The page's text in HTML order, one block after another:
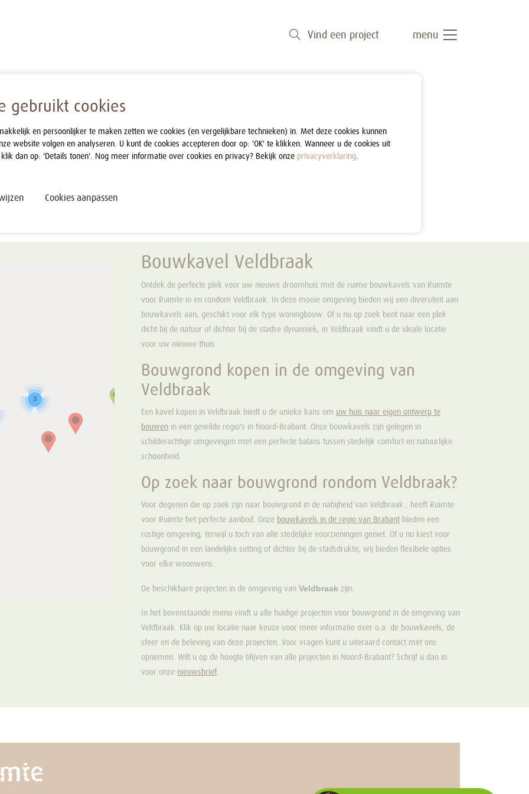
gebruikt cookies
en persoonlijker te maken zetten we cookies (en vergelijkbare technieken) in. Met deze cookies kunnen
website volgen en analyseren. U kunt de cookies accepteren door op: 'OK' te klikken. Wanneer u de cookies uit
dan op: 'Details tonen'. Nog meer informatie over cookies en privacy? Bekijk onze privacyverklaring.
Cookies aanpassen
Vind een project menu
3
Bouwkavel Veldbraak
Ontdek de perfecte plek voor uw nieuwe droomhuis met de ruime bouwkavels van Ruimte
voor Ruimte in en rondom Veldbraak. In deze mooie omgeving bieden wij een diversiteit aan
bouwkavels aan, geschikt voor elk type woningbouw. Of u nu op zoek bent naar een plek
dicht bij de natuur of dichter bij de stadse dynamiek, in Veldbraak vindt u de ideale locatie
voor uw nieuwe thuis.
Bouwgrond kopen in de omgeving van
Veldbraak
Een kavel kopen in Veldbraak biedt u de unieke kans om uw huis naar eigen ontwerp te
bouwen in een gewilde regio's in Noord-Brabant. Onze bouwkavels zijn gelegen in
schilderachtige omgevingen met een perfecte balans tussen stedelijk comfort en natuurlijke
schoonheid.
Op zoek naar bouwgrond rondom Veldbraak?
Voor degenen die op zoek zijn naar bouwgrond in de nabijheid van Veldbraak , heeft Ruimte
voor Ruimte het perfecte aanbod. Onze bouwkavels in de regio van Brabant bieden een
rustige omgeving, terwijl u toch van alle stedelijke voorzieningen geniet. Of u nu kiest voor
bouwgrond in een landelijke setting of dichter bij de stadsdrukte, wij bieden flexibele opties
voor elke woonwens.
De beschikbare projecten in de omgeving van Veldbraak zijn:
In het bovenstaande menu vindt u alle huidige projecten voor bouwgrond in de omgeving van
Veldbraak. Klik op uw locatie naar keuze voor meer informatie over o.a. de bouwkavels, de
sfeer en de beleving van deze projecten. Voor vragen kunt u uiteraard contact met ons
opnemen. Wilt u op de hoogte blijven van alle projecten in Noord-Brabant? Schrijf u dan in
voor onze nieuwsbrief.